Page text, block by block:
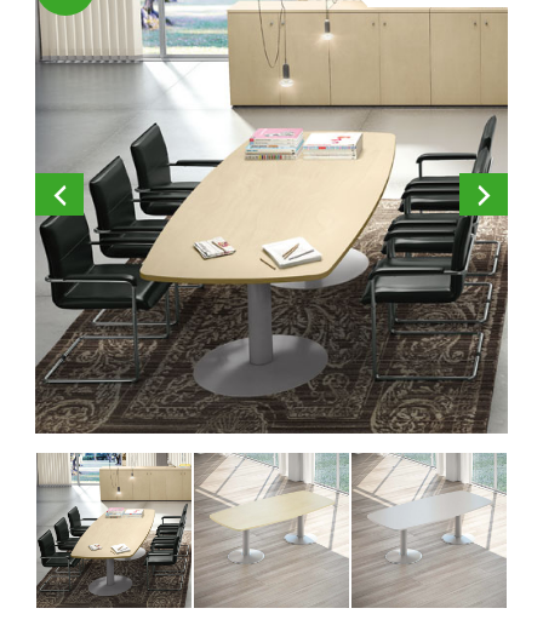
SWING 7020 –
KOROS –
RECEPTION
TAVOLI RIUNIONE